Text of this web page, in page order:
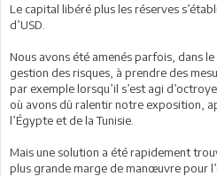
Le capital libéré plus les réserves
d’USD.
Nous avons été amenés parfois, dans
gestion des risques, à prendre des
par exemple lorsqu’il s’est agi
où avons dû ralentir notre exposition,
l’Égypte et de la Tunisie.
Mais une solution a été rapidement
plus grande marge de manœuvre pour